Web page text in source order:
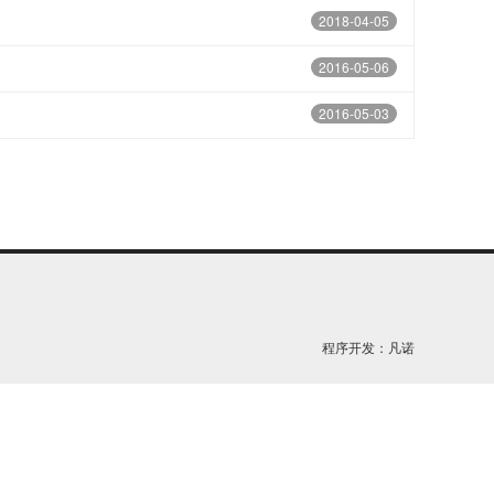
2018-04-05
2016-05-06
2016-05-03
程序开发： 凡诺